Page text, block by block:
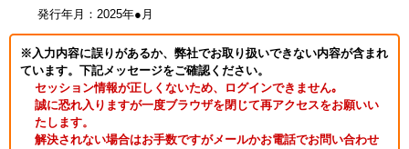
発行年月：2025年●月
※入力内容に誤りがあるか、弊社でお取り扱いできない内容が含まれ
ています。下記メッセージをご確認ください。
セッション情報が正しくないため、ログインできません｡
誠に恐れ入りますが一度ブラウザを閉じて再アクセスをお願いい
たします。
解決されない場合はお手数ですがメールかお電話でお問い合わせ